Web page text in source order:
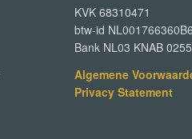
KVK 68310471
btw-id
Bank NL03 KNAB
Algemene
Privacy Statement